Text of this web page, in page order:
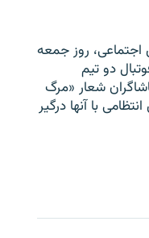
اجتماعی، روز جمعه
دو تیم
شعار «مرگ
با آنها درگیر